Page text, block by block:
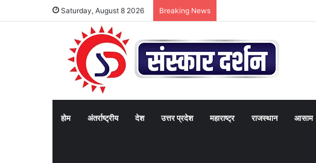
Saturday, August 8 2026 Breaking News
होम अंतर्राष्ट्रीय देश उत्तर प्रदेश महाराष्ट्र राजस्थान आसाम